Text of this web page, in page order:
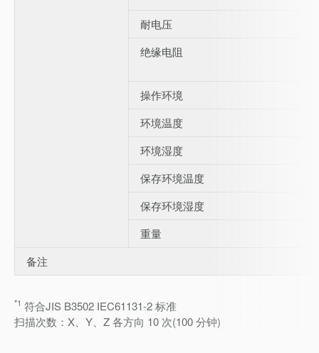
耐电压
绝缘电阻
操作环境
环境温度
环境湿度
保存环境温度
保存环境湿度
重量
备注
*1 符合JIS B3502 IEC61131-2 标准
扫描次数：X、Y、Z 各方向 10 次(100 分钟)